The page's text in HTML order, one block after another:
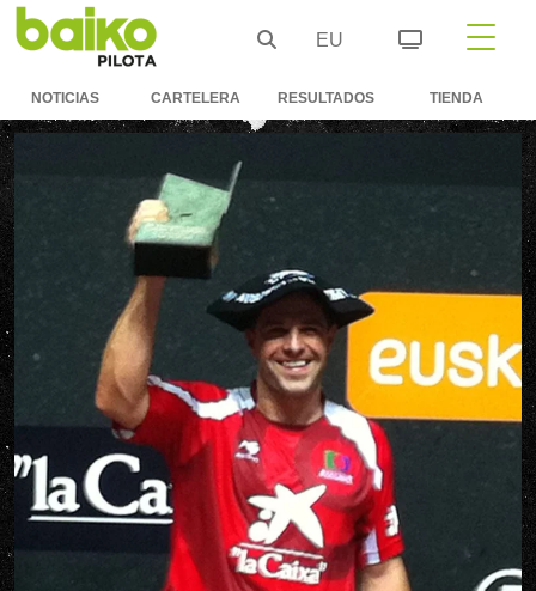
EU
NOTICIAS CARTELERA RESULTADOS TIENDA